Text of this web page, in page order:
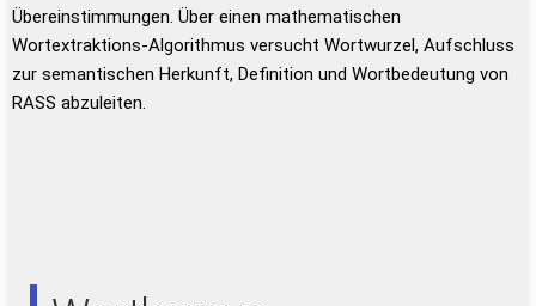
Übereinstimmungen. Über einen mathematischen
Wortextraktions-Algorithmus versucht Wortwurzel, Aufschluss
zur semantischen Herkunft, Definition und Wortbedeutung von
RASS abzuleiten.